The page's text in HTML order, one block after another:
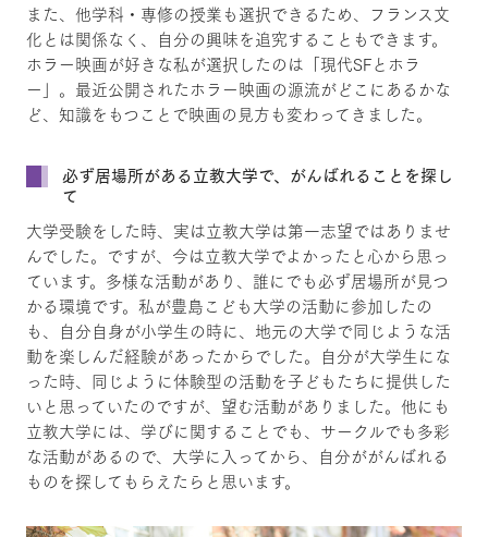
また、他学科・専修の授業も選択できるため、フランス文
化とは関係なく、自分の興味を追究することもできます。
ホラー映画が好きな私が選択したのは「現代SFとホラ
ー」。最近公開されたホラー映画の源流がどこにあるかな
ど、知識をもつことで映画の見方も変わってきました。
必ず居場所がある立教大学で、がんばれることを探し
て
大学受験をした時、実は立教大学は第一志望ではありませ
んでした。ですが、今は立教大学でよかったと心から思っ
ています。多様な活動があり、誰にでも必ず居場所が見つ
かる環境です。私が豊島こども大学の活動に参加したの
も、自分自身が小学生の時に、地元の大学で同じような活
動を楽しんだ経験があったからでした。自分が大学生にな
った時、同じように体験型の活動を子どもたちに提供した
いと思っていたのですが、望む活動がありました。他にも
立教大学には、学びに関することでも、サークルでも多彩
な活動があるので、大学に入ってから、自分ががんばれる
ものを探してもらえたらと思います。